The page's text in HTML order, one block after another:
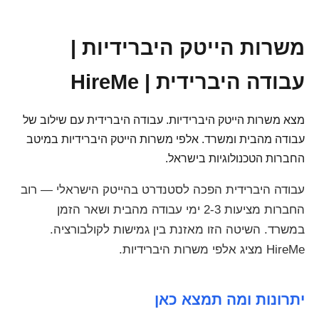
משרות הייטק היברידיות |
עבודה היברידית | HireMe
מצא משרות הייטק היברידיות. עבודה היברידית עם שילוב של
עבודה מהבית ומשרד. אלפי משרות הייטק היברידיות במיטב
החברות הטכנולוגיות בישראל.
עבודה היברידית הפכה לסטנדרט בהייטק הישראלי — רוב
החברות מציעות 2-3 ימי עבודה מהבית ושאר הזמן
במשרד. השיטה הזו מאזנת בין גמישות לקולבורציה.
HireMe מציג אלפי משרות היברידיות.
יתרונות ומה תמצא כאן